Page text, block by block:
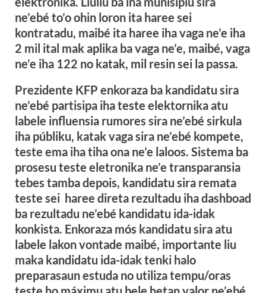
ne’ebé to’o ohin loron ita haree sei
kontratadu, maibé ita haree iha vaga ne’e iha
2 mil ital mak aplika ba vaga ne’e, maibé, vaga
ne’e iha 122 no katak, mil resin sei la passa.
Prezidente KFP enkoraza ba kandidatu sira
ne’ebé partisipa iha teste elektornika atu
labele influensia rumores sira ne’ebé sirkula
iha públiku, katak vaga sira ne’ebé kompete,
teste ema iha tiha ona ne’e laloos. Sistema ba
prosesu teste eletronika ne’e transparansia
tebes tamba depois, kandidatu sira remata
teste sei haree direta rezultadu iha dashboad
ba rezultadu ne’ebé kandidatu ida-idak
konkista. Enkoraza mós kandidatu sira atu
labele lakon vontade maibé, importante liu
maka kandidatu ida-idak tenki halo
preparasaun estuda no utiliza tempu/oras